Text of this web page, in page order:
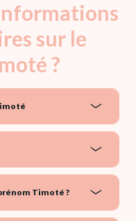
sur le
?
Timoté ?